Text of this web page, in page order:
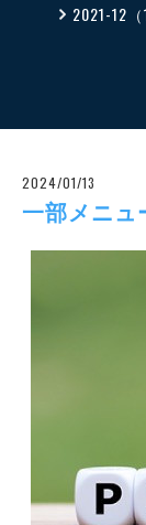
2021-12（
2024/01/13
一部メニュ